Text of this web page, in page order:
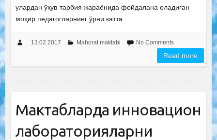
улардан ўқув-тарбия жараёнида фойдалана оладиган
моҳир педагогларнинг ўрни катта.…
13.02.2017 Mahorat maktabi No Comments
Read more
Мактабларда инновацион
лабораторияларни